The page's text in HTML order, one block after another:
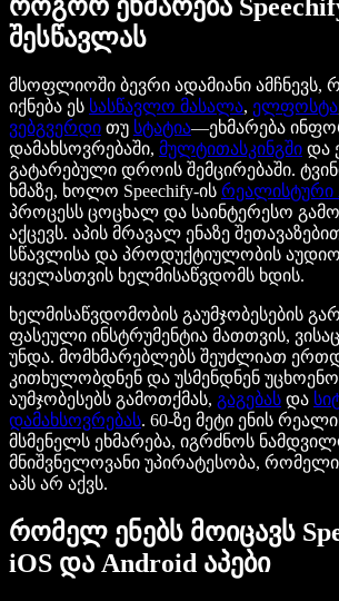
როგორ ეხმარება
შესწავლას
მსოფლიოში ბევრი ადამიანი ამჩნევს,
იქნება ეს სასწავლო მასალა, ელფოსტა
ვებგვერდი თუ სტატია—ეხმარება
დამახსოვრებაში, მულტითასკინგში და
გატარებული დროის შემცირებაში.
ხმაზე, ხოლო Speechify-ის რეალისტური
პროცესს ცოცხალ და საინტერესო
აქცევს. აპის მრავალ ენაზე
სწავლისა და პროდუქტიულობის
ყველასთვის ხელმისაწვდომს ხდის.
ხელმისაწვდომობის გაუმჯობესების
ფასეული ინსტრუმენტია მათთვის,
უნდა. მომხმარებლებს შეუძლიათ
კითხულობდნენ და უსმენდნენ
აუმჯობესებს გამოთქმას, გაგებას და
დამახსოვრებას. 60-ზე მეტი ენის
მსმენელს ეხმარება, იგრძნოს
მნიშვნელოვანი უპირატესობა,
აპს არ აქვს.
რომელ ენებს მოიცავს
iOS და Android აპები